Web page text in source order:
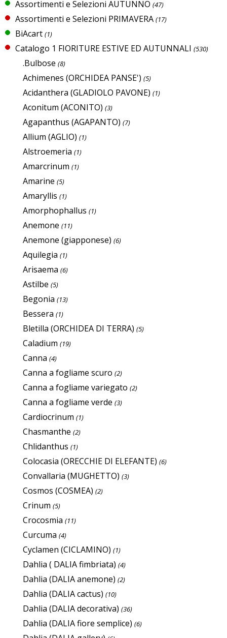
Assortimenti e Selezioni AUTUNNO (47)
Assortimenti e Selezioni PRIMAVERA (17)
BiAcart (1)
Catalogo 1 FIORITURE ESTIVE ED AUTUNNALI (530)
.Bulbose (8)
Achimenes (ORCHIDEA PANSE') (5)
Acidanthera (GLADIOLO PAVONE) (1)
Aconitum (ACONITO) (3)
Agapanthus (AGAPANTO) (7)
Allium (AGLIO) (1)
Alstroemeria (1)
Amarcrinum (1)
Amarine (5)
Amaryllis (1)
Amorphophallus (1)
Anemone (11)
Anemone (giapponese) (6)
Aquilegia (1)
Arisaema (6)
Astilbe (5)
Begonia (13)
Bessera (1)
Bletilla (ORCHIDEA DI TERRA) (5)
Caladium (19)
Canna (4)
Canna a fogliame scuro (2)
Canna a fogliame variegato (2)
Canna a fogliame verde (3)
Cardiocrinum (1)
Chasmanthe (2)
Chlidanthus (1)
Colocasia (ORECCHIE DI ELEFANTE) (6)
Convallaria (MUGHETTO) (3)
Cosmos (COSMEA) (2)
Crinum (5)
Crocosmia (11)
Curcuma (4)
Cyclamen (CICLAMINO) (1)
Dahlia ( DALIA fimbriata) (4)
Dahlia (DALIA anemone) (2)
Dahlia (DALIA cactus) (10)
Dahlia (DALIA decorativa) (36)
Dahlia (DALIA fiore semplice) (6)